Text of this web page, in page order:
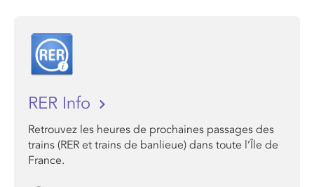
RER Info
Retrouvez les heures de prochaines passages des
trains (RER et trains de banlieue) dans toute l’Île de
France.